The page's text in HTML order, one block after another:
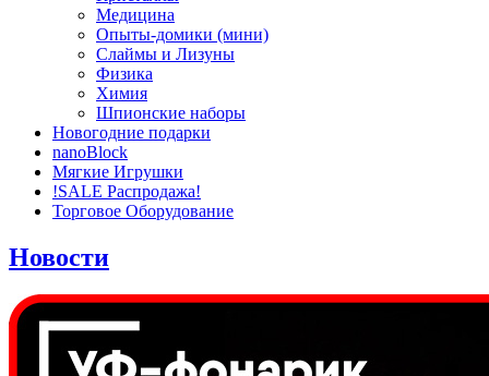
Медицина
Опыты-домики (мини)
Слаймы и Лизуны
Физика
Химия
Шпионские наборы
Новогодние подарки
nanoBlock
Мягкие Игрушки
!SALE Распродажа!
Торговое Оборудование
Новости